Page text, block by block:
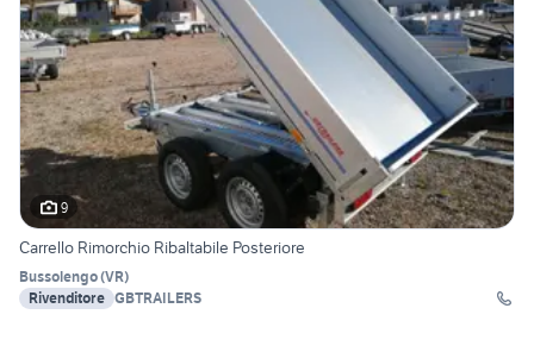
9
Carrello Rimorchio Ribaltabile Posteriore
Bussolengo(VR)
Rivenditore GBTRAILERS